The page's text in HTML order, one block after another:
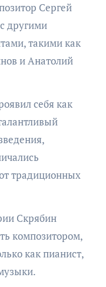
Сергей
другими
такими как
и Анатолий
себя как
традиционных
Скрябин
композитором,
как пианист,